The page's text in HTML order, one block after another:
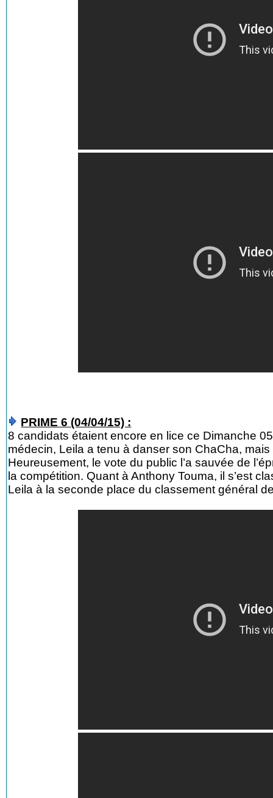
PRIME 6 (04/04/15) :
8 candidats étaient encore en lice ce Dimanche
médecin, Leila a tenu à danser son ChaCha,
Heureusement, le vote du public l’a sauvée de
la compétition. Quant à Anthony Touma, il s’est
Leila à la seconde place du classement général